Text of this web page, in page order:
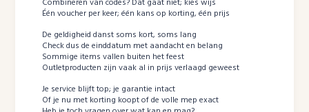
Één voucher per keer; één kans op korting, één prijs
De geldigheid danst soms kort, soms lang
Check dus de einddatum met aandacht en belang
Sommige items vallen buiten het feest
Outletproducten zijn vaak al in prijs verlaagd geweest
Je service blijft top; je garantie intact
Of je nu met korting koopt of de volle mep exact